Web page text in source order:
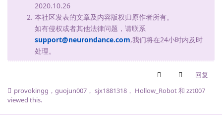
2020.10.26
本社区发表的文章及内容版权归原作者所有。
如有侵权或者其他法律问题，请联系
support@neurondance.com,我们将在24小时内及时
处理。
回复
provokingg ， guojun007 ， sjx1881318 ， Hollow_Robot和 zzt007
viewed this.